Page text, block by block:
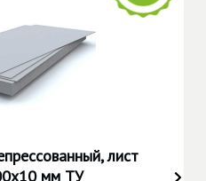
лист
мм ТУ